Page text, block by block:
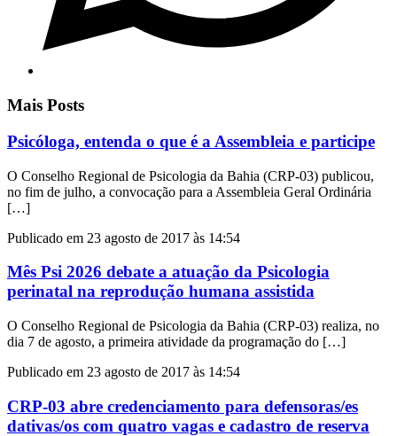
Mais Posts
Psicóloga, entenda o que é a Assembleia e participe
O Conselho Regional de Psicologia da Bahia (CRP-03) publicou,
no fim de julho, a convocação para a Assembleia Geral Ordinária
[…]
Publicado em 23 agosto de 2017 às 14:54
Mês Psi 2026 debate a atuação da Psicologia
perinatal na reprodução humana assistida
O Conselho Regional de Psicologia da Bahia (CRP-03) realiza, no
dia 7 de agosto, a primeira atividade da programação do […]
Publicado em 23 agosto de 2017 às 14:54
CRP-03 abre credenciamento para defensoras/es
dativas/os com quatro vagas e cadastro de reserva